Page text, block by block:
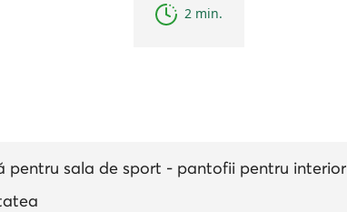
2 min.
pentru sala de sport - pantofii pentru interior